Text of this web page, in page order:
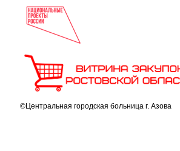
©Центральная городская больница г. Азова